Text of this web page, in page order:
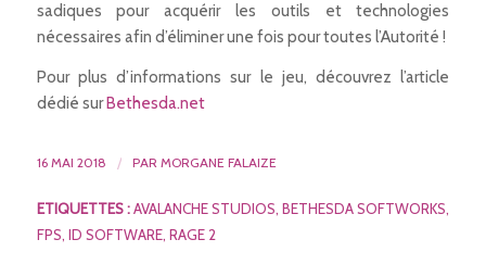
sadiques pour acquérir les outils et technologies
nécessaires afin d’éliminer une fois pour toutes l’Autorité !
Pour plus d’informations sur le jeu, découvrez l’article
dédié surBethesda.net
16 MAI 2018 / PAR MORGANE FALAIZE
ETIQUETTES : AVALANCHE STUDIOS, BETHESDA SOFTWORKS,
FPS, ID SOFTWARE, RAGE 2